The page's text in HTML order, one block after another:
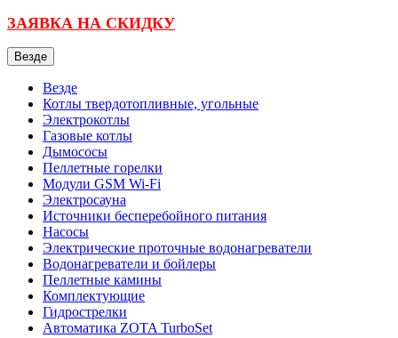
ЗАЯВКА НА СКИДКУ
Везде
Везде
Котлы твердотопливные, угольные
Электрокотлы
Газовые котлы
Дымососы
Пеллетные горелки
Модули GSM Wi-Fi
Электросауна
Источники бесперебойного питания
Насосы
Электрические проточные водонагреватели
Водонагреватели и бойлеры
Пеллетные камины
Комплектующие
Гидрострелки
Автоматика ZOTA TurboSet